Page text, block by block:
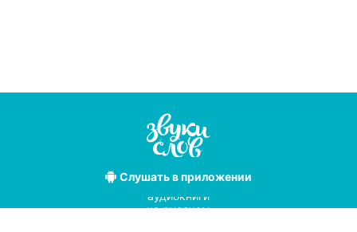
Слушатьв приложении
Лучшие
аудиокниги
на русском